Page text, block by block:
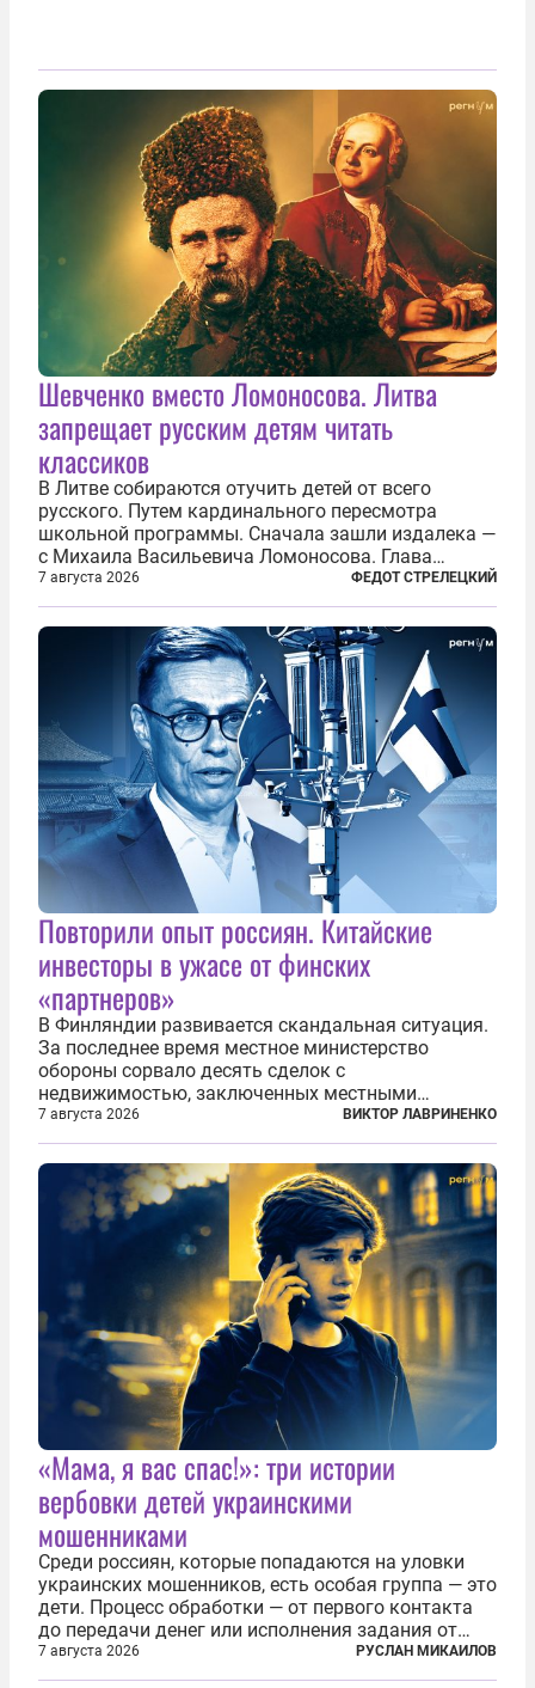
Шевченко вместо Ломоносова. Литва
запрещает русским детям читать
классиков
В Литве собираются отучить детей от всего
русского. Путем кардинального пересмотра
школьной программы. Сначала зашли издалека —
с Михаила Васильевича Ломоносова. Глава
правительства Литвы Миндаугас Синкявичюс
предложил исключить его тексты из программ
общего образования. Мотивировал он это тем,
7 августа 2026 ФЕДОТ СТРЕЛЕЦКИЙ
Повторили опыт россиян. Китайские
инвесторы в ужасе от финских
«партнеров»
В Финляндии развивается скандальная ситуация.
За последнее время местное министерство
обороны сорвало десять сделок с
недвижимостью, заключенных местными
фирмами с китайским капиталом. Чиновники
заявили, что они могли заключаться с целью
создания в Финляндии шпионской сети, чтобы
следить за...
7 августа 2026 ВИКТОР ЛАВРИНЕНКО
«Мама, я вас спас!»: три истории
вербовки детей украинскими
мошенниками
Среди россиян, которые попадаются на уловки
украинских мошенников, есть особая группа — это
дети. Процесс обработки — от первого контакта
до передачи денег или исполнения задания от
кураторов может занять от двух часов до
нескольких месяцев. Детей превращают в
7 августа 2026 РУСЛАН МИКАИЛОВ